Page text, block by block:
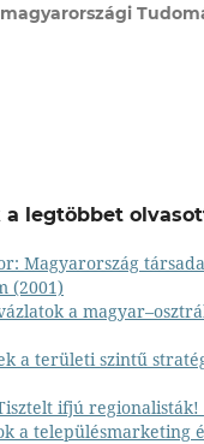
a legtöbbet
Magyarország
(2001)
a
a területi szintű
ifjú regionalisták!
a településmarketing